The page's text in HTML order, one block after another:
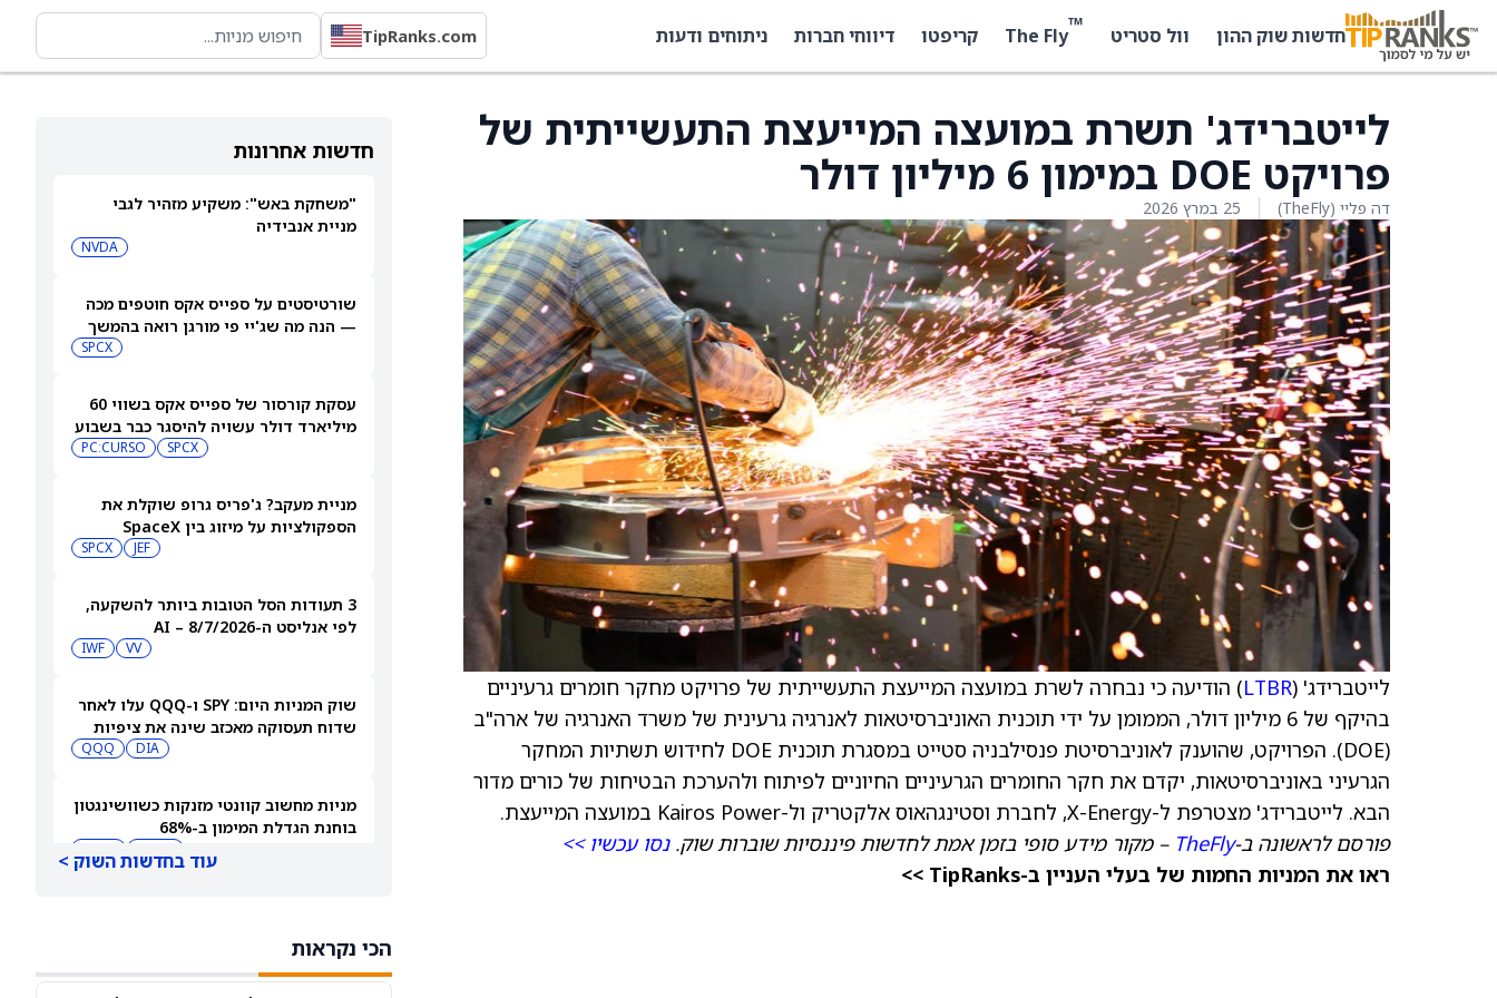
חדשות שוק ההון וול סטריט ™
The Fly קריפטו דיווחי חברות ניתוחים ודעות TipRanks.com
חדשות אחרונות
"משחקת באש": משקיע מזהיר לגבי
מניית אנבידיה
NVDA
שורטיסטים על ספייס אקס חוטפים מכה
— הנה מה שג'יי פי מורגן רואה בהמשך
SPCX
עסקת קורסור של ספייס אקס בשווי 60
מיליארד דולר עשויה להיסגר כבר בשבוע
SPCX
PC:CURSO
מניית מעקב? ג'פריס גרופ שוקלת את
הספקולציות על מיזוג בין SpaceX
JEF
SPCX
3 תעודות הסל הטובות ביותר להשקעה,
לפי אנליסט ה-AI – 8/7/2026
VV
IWF
שוק המניות היום: SPY ו-QQQ עלו לאחר
שדוח תעסוקה מאכזב שינה את ציפיות
DIA
QQQ
מניות מחשוב קוונטי מזנקות כשוושינגטון
בוחנת הגדלת המימון ב-68%
עוד בחדשות השוק >
הכי נקראות
לייטברידג' תשרת במועצה המייעצת התעשייתית של
פרויקט DOE במימון 6 מיליון דולר
דה פליי (TheFly) 25 במרץ 2026
לייטברידג' (LTBR) הודיעה כי נבחרה לשרת במועצה המייעצת התעשייתית של פרויקט מחקר חומרים גרעיניים
בהיקף של 6 מיליון דולר, הממומן על ידי תוכנית האוניברסיטאות לאנרגיה גרעינית של משרד האנרגיה של ארה"ב
(DOE). הפרויקט, שהוענק לאוניברסיטת פנסילבניה סטייט במסגרת תוכנית DOE לחידוש תשתיות המחקר
הגרעיני באוניברסיטאות, יקדם את חקר החומרים הגרעיניים החיוניים לפיתוח ולהערכת הבטיחות של כורים מדור
הבא. לייטברידג' מצטרפת ל-X-Energy, לחברת וסטינגהאוס אלקטריק ול-Kairos Power במועצה המייעצת.
פורסם לראשונה ב-TheFly – מקור מידע סופי בזמן אמת לחדשות פיננסיות שוברות שוק.נסו עכשיו >>
ראו את המניות החמות של בעלי העניין ב-TipRanks >>